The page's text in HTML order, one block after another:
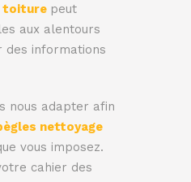
toiture peut
aux alentours
des informations
nous adapter afin
nettoyage
vous imposez.
cahier des